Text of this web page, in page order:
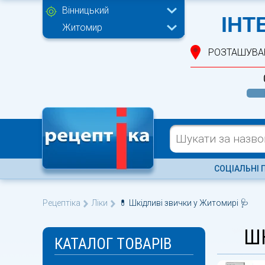
Вінницький
Житомир
СОЦІАЛЬНІ
Рецептіка Ліки 💊 Шкідливі звички у Житомирі 🩺
КАТАЛОГ ТОВАРІВ